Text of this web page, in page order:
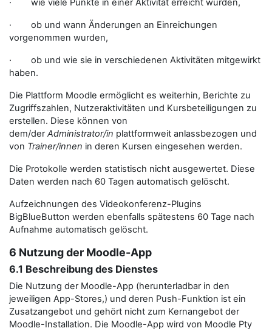
· wie viele Punkte in einer Aktivität erreicht wurden,
· ob und wann Änderungen an Einreichungen
vorgenommen wurden,
· ob und wie sie in verschiedenen Aktivitäten mitgewirkt
haben.
Die Plattform Moodle ermöglicht es weiterhin, Berichte zu
Zugriffszahlen, Nutzeraktivitäten und Kursbeteiligungen zu
erstellen. Diese können von
dem/derAdministrator/in plattformweit anlassbezogen und
von Trainer/innen in deren Kursen eingesehen werden.
Die Protokolle werden statistisch nicht ausgewertet. Diese
Daten werden nach 60 Tagen automatisch gelöscht.
Aufzeichnungen des Videokonferenz-Plugins
BigBlueButton werden ebenfalls spätestens 60 Tage nach
Aufnahme automatisch gelöscht.
6 Nutzung der Moodle-App
6.1 Beschreibung des Dienstes
Die Nutzung der Moodle-App (herunterladbar in den
jeweiligen App-Stores,) und deren Push-Funktion ist ein
Zusatzangebot und gehört nicht zum Kernangebot der
Moodle-Installation. Die Moodle-App wird von Moodle Pty